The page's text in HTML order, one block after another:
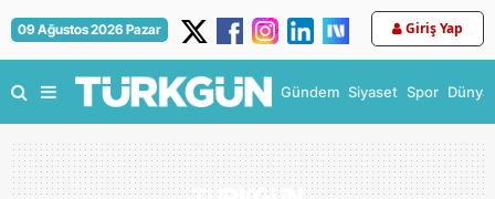
09 Ağustos 2026 Pazar Giriş Yap
Gündem Siyaset Spor Dünya